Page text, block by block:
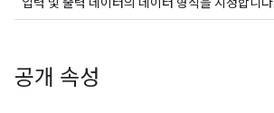
공개 속성